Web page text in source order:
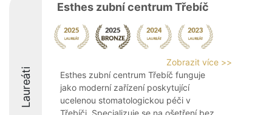
Laureáti
Esthes zubní centrum Třebíč
Zobrazit více >>
Esthes zubní centrum Třebíč funguje
jako moderní zařízení poskytující
ucelenou stomatologickou péči v
Třebíči. Specializuje se na ošetření bez